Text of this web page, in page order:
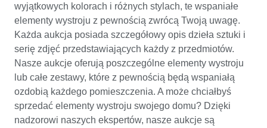
wyjątkowych kolorach i różnych stylach, te wspaniałe
elementy wystroju z pewnością zwrócą Twoją uwagę.
Każda aukcja posiada szczegółowy opis dzieła sztuki i
serię zdjęć przedstawiających każdy z przedmiotów.
Nasze aukcje oferują poszczególne elementy wystroju
lub całe zestawy, które z pewnością będą wspaniałą
ozdobią każdego pomieszczenia. A może chciałbyś
sprzedać elementy wystroju swojego domu? Dzięki
nadzorowi naszych ekspertów, nasze aukcje są